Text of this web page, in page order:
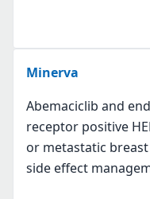
Minerva
Abemaciclib and
receptor positive
or metastatic
side effect